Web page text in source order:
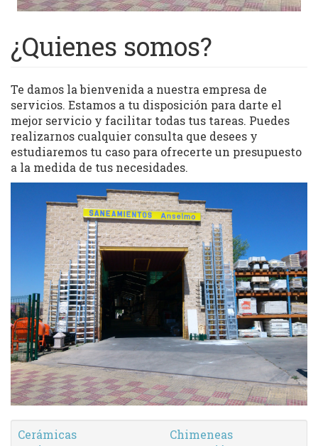
¿Quienes somos?
Te damos la bienvenida a nuestra empresa de
servicios. Estamos a tu disposición para darte el
mejor servicio y facilitar todas tus tareas. Puedes
realizarnos cualquier consulta que desees y
estudiaremos tu caso para ofrecerte un presupuesto
a la medida de tus necesidades.
Cerámicas
Chimeneas